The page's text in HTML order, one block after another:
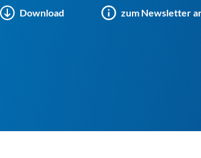
Download zum Newsletter